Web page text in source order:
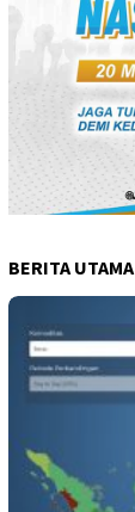
BERITA UTAMA